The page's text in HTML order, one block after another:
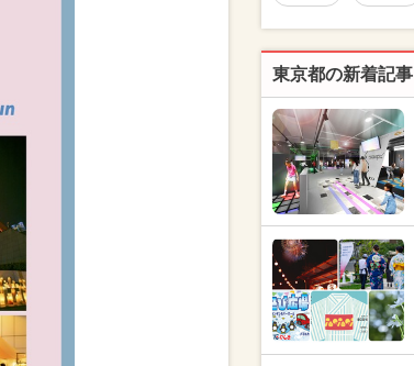
東京都の新着記事